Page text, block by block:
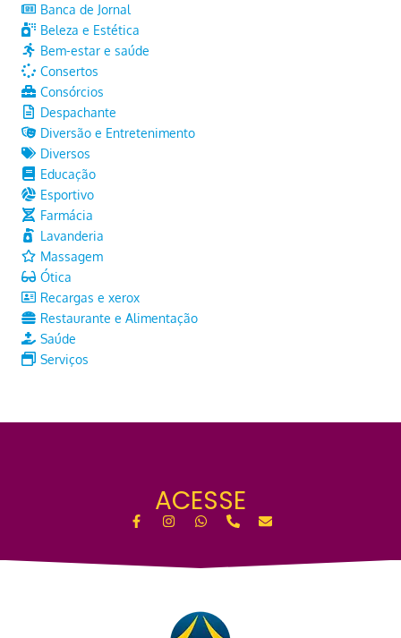
Banca de Jornal
Beleza e Estética
Bem-estar e saúde
Consertos
Consórcios
Despachante
Diversão e Entretenimento
Diversos
Educação
Esportivo
Farmácia
Lavanderia
Massagem
Ótica
Recargas e xerox
Restaurante e Alimentação
Saúde
Serviços
ACESSE